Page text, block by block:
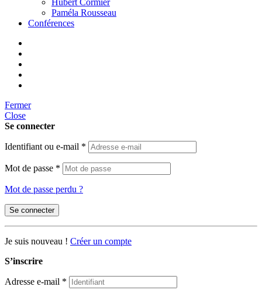
Hubert Cormier
Paméla Rousseau
Conférences
Fermer
Close
Se connecter
Identifiant ou e-mail *
Mot de passe *
Mot de passe perdu ?
Se connecter
Je suis nouveau ! Créer un compte
S’inscrire
Adresse e-mail *